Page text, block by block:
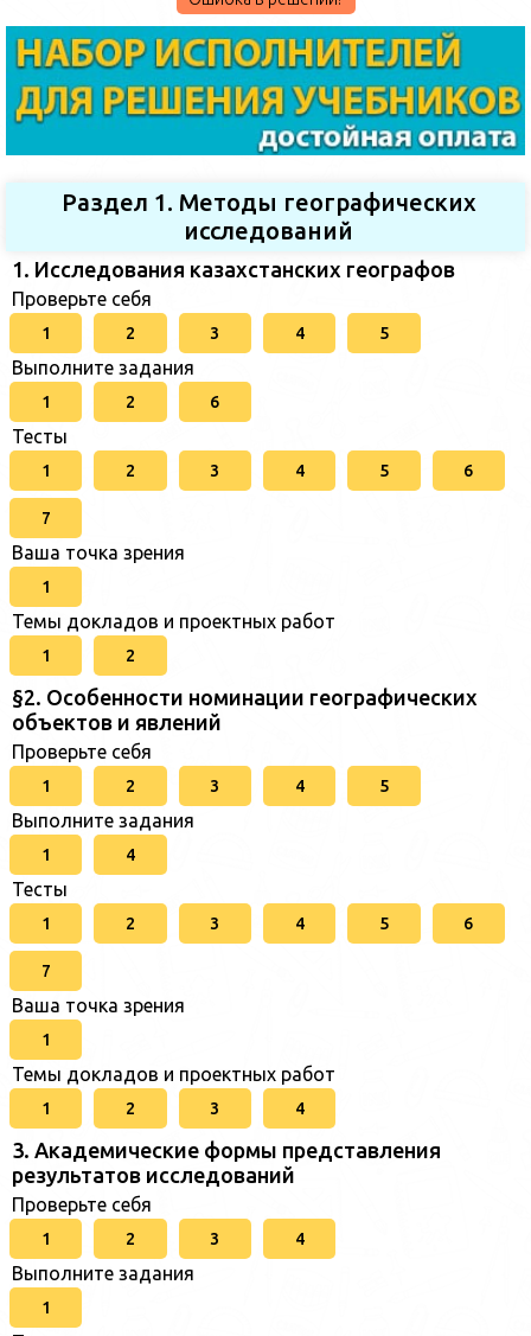
Раздел 1. Методы географических
исследований
1. Исследования казахстанских географов
Проверьте себя
1 2 3 4 5
Выполните задания
1 2 6
Тесты
1 2 3 4 5 6
7
Ваша точка зрения
1
Темы докладов и проектных работ
1 2
§2. Особенности номинации географических
объектов и явлений
Проверьте себя
1 2 3 4 5
Выполните задания
1 4
Тесты
1 2 3 4 5 6
7
Ваша точка зрения
1
Темы докладов и проектных работ
1 2 3 4
3. Академические формы представления
результатов исследований
Проверьте себя
1 2 3 4
Выполните задания
1